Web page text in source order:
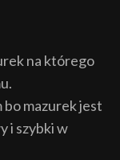
na którego
bo mazurek jest
i szybki w